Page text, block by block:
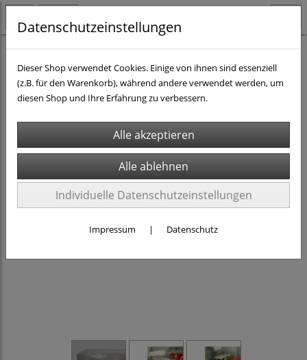
Datenschutzeinstellungen
Dieser Shop verwendet Cookies. Einige von ihnen sind essenziell
(z.B. für den Warenkorb), während andere verwendet werden, um
diesen Shop und Ihre Erfahrung zu verbessern.
Individuelle Datenschutzeinstellungen
Impressum | Datenschutz